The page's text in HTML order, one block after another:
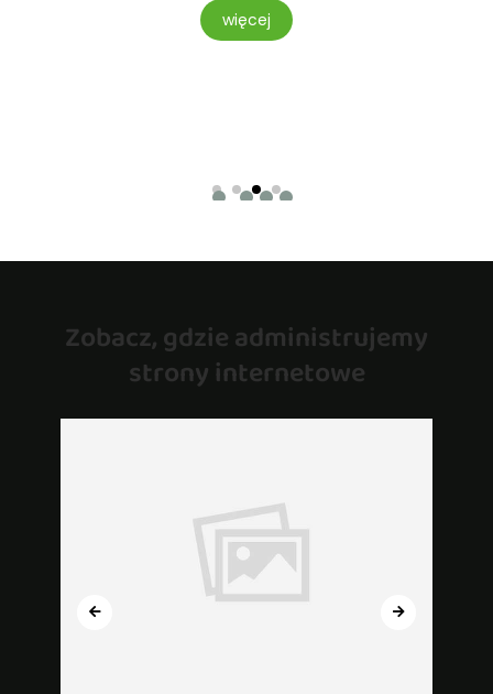
więcej
Zobacz, gdzie administrujemy
strony internetowe